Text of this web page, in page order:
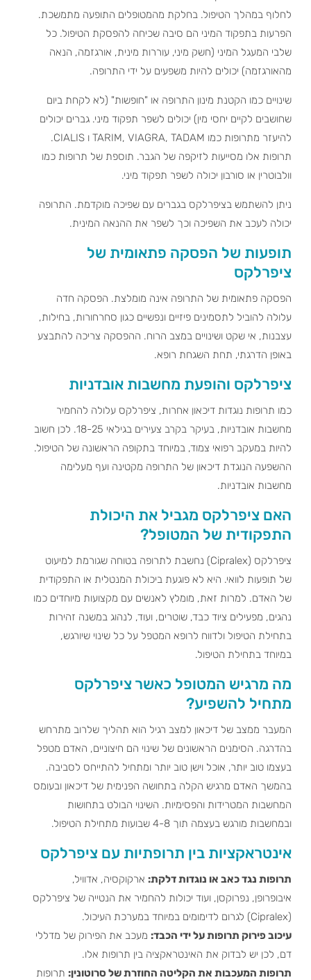
לחלוף במהלך הטיפול. בחלקת מהמטופלים התופעה מתמשכת.
הפרעות בתפקוד המיני הם סיבה שכיחה להפסקת הטיפול. כל
שלבי המעגל המיני (חשק מיני, עוררות מינית, אורגזמה, הנאה
מהאורגזמה) יכולים להיות משפעים על ידי התרופה.
שינויים כמו הקטנת מינון התרופה או "חופשות" (לא לקחת ביום
שחושבים לקיים יחסי מין) יכולים לשפר תפקוד מיני. גברים יכולים
להיעזר מתרופות כמו TARIM, VIAGRA, TADAM ו CIALIS.
תרופות אלו מסייעות לזיקפה של הגבר. תוספת של תרופות כמו
וולבוטרין או סורבון יכולה לשפר תפקוד מיני.
ניתן להשתמש בציפרלקס בגברים עם שפיכה מוקדמת. התרופה
יכולה לעכב את השפיכה וכך לשפר את ההנאה המינית.
תופעות של הפסקה פתאומית של
ציפרלקס
הפסקה פתאומית של התרופה אינה מומלצת. הפסקה חדה
עלולה להוביל לתסמינים פיזיים ונפשיים כגון סחרחורות, בחילות,
עצבנות, אי שקט ושינויים במצב הרוח. ההפסקה צריכה להתבצע
באופן הדרגתי, תחת השגחת רופא.
ציפרלקס והופעת מחשבות אובדניות
כמו תרופות נוגדות דיכאון אחרות, ציפרלקס עלולה להחמיר
מחשבות אובדניות, בעיקר בקרב צעירים בגילאי 18-25. לכן חשוב
להיות במעקב רפואי צמוד, במיוחד בתקופה הראשונה של הטיפול.
ההשפעה הנוגדת דיכאון של התרופה מקטינה ועף מעלימה
מחשבות אובדניות.
האם ציפרלקס מגביל את היכולת
התפקודית של המטופל?
ציפרלקס (Cipralex) נחשבת לתרופה בטוחה שגורמת למיעוט
של תופעות לוואי. היא לא פוגעת ביכולת המנטלית או התפקודית
של האדם. למרות זאת, מומלץ לאנשים עם מקצועות מיוחדים כמו
נהגים, מפעילים ציוד כבד, שוטרים, ועוד, לנהוג במשנה זהירות
בתחילת הטיפול ולדווח לרופא המטפל על כל שינוי שיורגש,
במיוחד בתחילת הטיפול.
מה מרגיש המטופל כאשר ציפרלקס
מתחיל להשפיע?
המעבר ממצב של דיכאון למצב רגיל הוא תהליך שלרוב מתרחש
בהדרגה. הסימנים הראשונים של שינוי הם חיצוניים, האדם מטפל
בעצמו טוב יותר, אוכל וישן טוב יותר ומתחיל להתייחס לסביבה.
בהמשך האדם מרגיש הקלה בתחושה הפנימית של דיכאון ובעומס
המחשבות המטרידות והפסימיות. השינוי הבולט בתחושות
ובמחשבות מורגש בעצמה תוך 4-8 שבועות מתחילת הטיפול.
אינטראקציות בין תרופתיות עם ציפרלקס
תרופות נגד כאב או נוגדות דלקת:ארקוקסיה, אדוויל,
איבופרופן, נפרוקסן, ועוד יכולות להחמיר את הנטייה של ציפרלקס
(Cipralex) לגרום לדימומים במיוחד במערכת העיכול.
עיכוב פירוק תרופות על ידי הכבד:מעכב את הפירוק של מדללי
דם, לכן יש לבדוק את האינטראקציה בין תרופות אלו.
תרופות המעכבות את הקליטה החוזרת של סרוטונין:תרופות